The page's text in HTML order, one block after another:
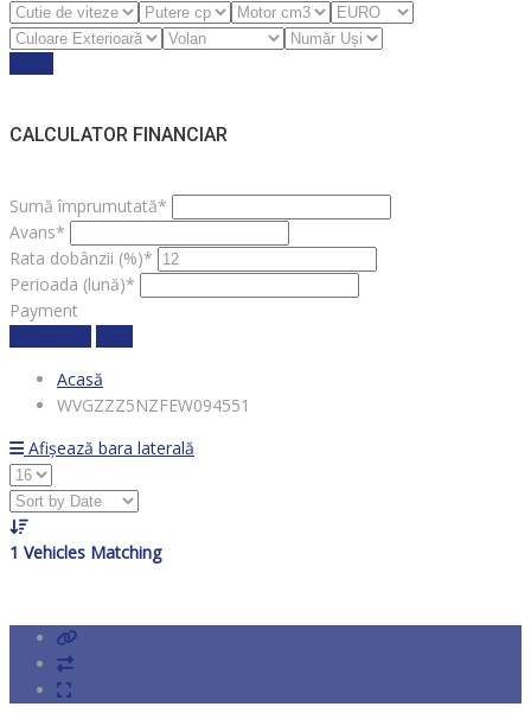
CALCULATOR FINANCIAR
Sumă împrumutată*
Avans*
Rata dobânzii (%)*
Perioada (lună)*
Payment
Acasă
WVGZZZ5NZFEW094551
Afișează bara laterală
1 Vehicles Matching